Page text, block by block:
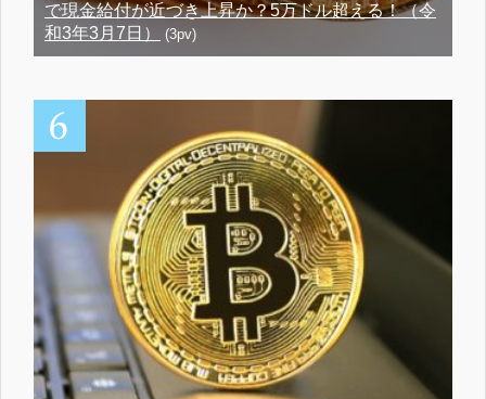
で現金給付が近づき上昇か？5万ドル超える！（令
和3年3月7日）
(3pv)